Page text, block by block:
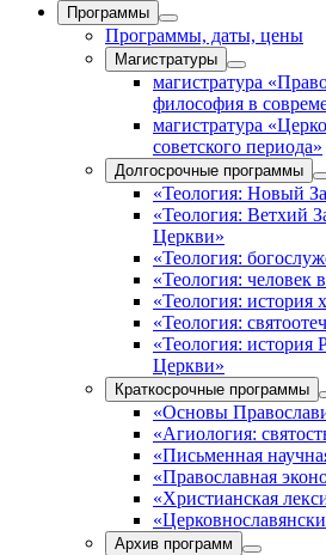
Программы
Программы, даты, цены
Магистратуры
магистратура
философия в
магистратура
советского периода»
Долгосрочные программы
«Теология: Новый
«Теология: Ветхий
Церкви»
«Теология:
«Теология: человек
«Теология: история
«Теология:
«Теология: история
Церкви»
Краткосрочные программы
«Основы
«Агиология:
«Письменная
«Православная
«Христианская
Архив программ